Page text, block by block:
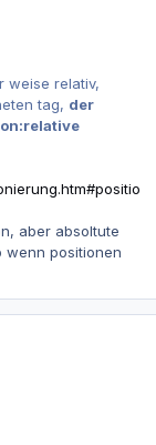
weise relativ,
tag, der
aber absoltute
wenn positionen